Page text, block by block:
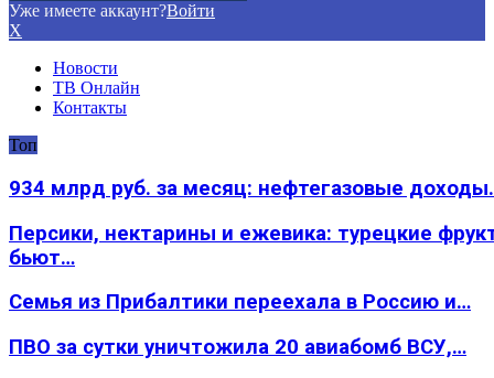
Уже имеете аккаунт?Войти
X
Новости
ТВ Онлайн
Контакты
Топ
934 млрд руб. за месяц: нефтегазовые
Персики, нектарины и ежевика: турецкие
бьют…
Семья из Прибалтики переехала в Россию и…
ПВО за сутки уничтожила 20 авиабомб ВСУ,…